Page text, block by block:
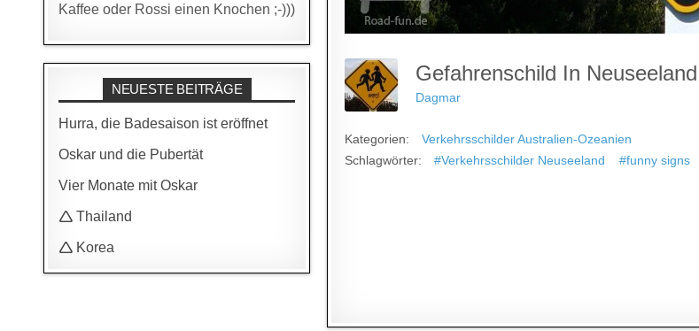
Gefahrenschild In Neuseeland
Dagmar
Kategorien:
Verkehrsschilder Australien-Ozeanien
Schlagwörter:
#Verkehrsschilder Neuseeland #funny signs
Kaffee oder Rossi einen Knochen ;-)))
NEUESTE BEITRÄGE
Hurra, die Badesaison ist eröffnet
Oskar und die Pubertät
Vier Monate mit Oskar
🛆 Thailand
🛆 Korea